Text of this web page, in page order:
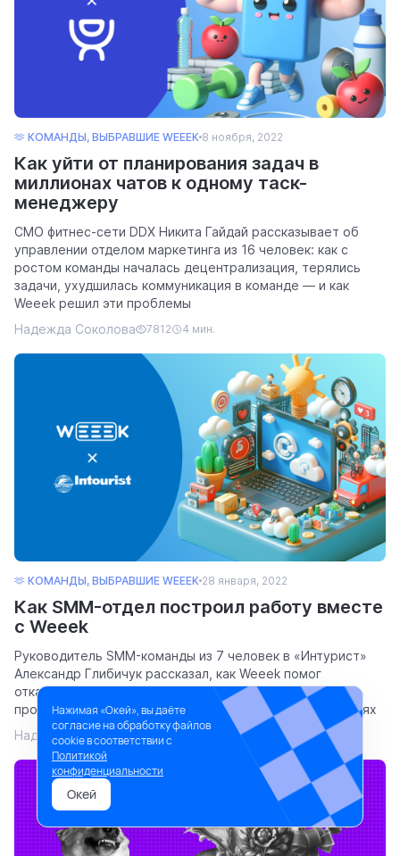
🫶 КОМАНДЫ, ВЫБРАВШИЕ WEEEK 8 ноября, 2022
Как уйти от планирования задач в
миллионах чатов к одному таск-
менеджеру
CMO фитнес-сети DDX Никита Гайдай рассказывает об
управлении отделом маркетинга из 16 человек: как с
ростом команды началась децентрализация, терялись
задачи, ухудшилась коммуникация в команде — и как
Weeek решил эти проблемы
Надежда Соколова
7812 4 мин.
🫶 КОМАНДЫ, ВЫБРАВШИЕ WEEEK 28 января, 2022
Как SMM-отдел построил работу вместе
с Weeek
Руководитель SMM-команды из 7 человек в «Интурист»
Александр Глибичук рассказал, как Weeek помог
отказаться от кучи писем в чатах, систематизировать
процессы и лучше отрабатывать инфоповоды в соцсетях
Надежда Соколова
3071
Нажимая «Окей», вы даёте
согласие на обработку файлов
cookie в соответствии с
Политикой
конфиденциальности
Окей